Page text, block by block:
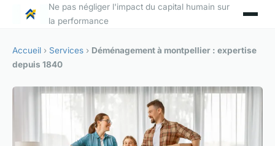
Ne pas négliger l'impact du capital humain sur
la performance
Accueil › Services › Déménagement à montpellier : expertise
depuis 1840